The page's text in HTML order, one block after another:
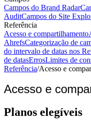
Campos do Brand Radar
AuditCampos do Site
Referência
Acesso e compartilhamento
AhrefsCategorização de
do intervalo de datas nos
de datasErrosLimites de
Referência/Acesso e
Acesso e
Planos elegíveis